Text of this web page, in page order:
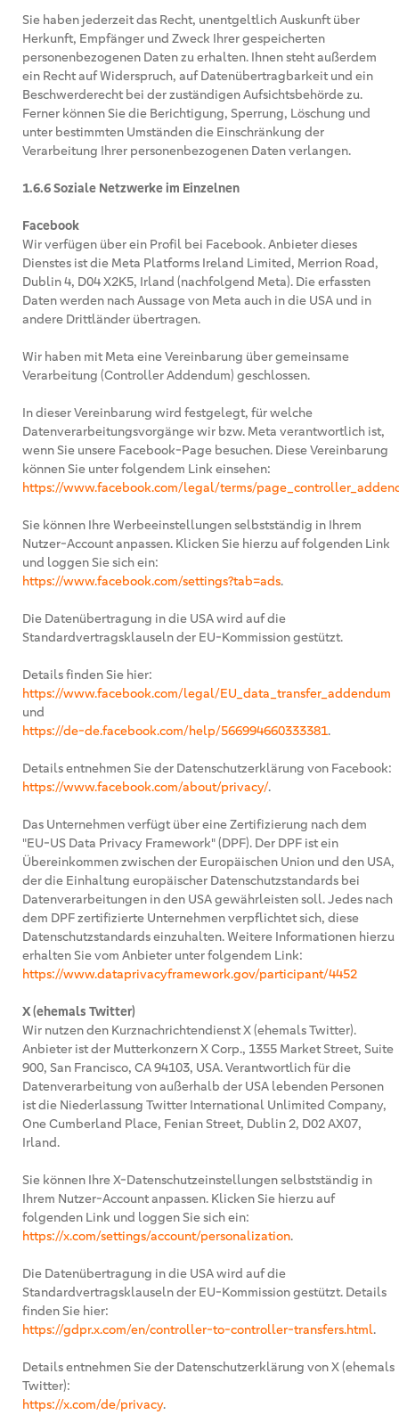
Sie haben jederzeit das Recht, unentgeltlich Auskunft über
Herkunft, Empfänger und Zweck Ihrer gespeicherten
personenbezogenen Daten zu erhalten. Ihnen steht außerdem
ein Recht auf Widerspruch, auf Datenübertragbarkeit und ein
Beschwerderecht bei der zuständigen Aufsichtsbehörde zu.
Ferner können Sie die Berichtigung, Sperrung, Löschung und
unter bestimmten Umständen die Einschränkung der
Verarbeitung Ihrer personenbezogenen Daten verlangen.
1.6.6 Soziale Netzwerke im Einzelnen
Facebook
Wir verfügen über ein Profil bei Facebook. Anbieter dieses
Dienstes ist die Meta Platforms Ireland Limited, Merrion Road,
Dublin 4, D04 X2K5, Irland (nachfolgend Meta). Die erfassten
Daten werden nach Aussage von Meta auch in die USA und in
andere Drittländer übertragen.
Wir haben mit Meta eine Vereinbarung über gemeinsame
Verarbeitung (Controller Addendum) geschlossen.
In dieser Vereinbarung wird festgelegt, für welche
Datenverarbeitungsvorgänge wir bzw. Meta verantwortlich ist,
wenn Sie unsere Facebook-Page besuchen. Diese Vereinbarung
können Sie unter folgendem Link einsehen:
https://www.facebook.com/legal/terms/
Sie können Ihre Werbeeinstellungen selbstständig in Ihrem
Nutzer-Account anpassen. Klicken Sie hierzu auf folgenden Link
und loggen Sie sich ein:
https://www.facebook.com/settings?tab=ads.
Die Datenübertragung in die USA wird auf die
Standardvertragsklauseln der EU-Kommission gestützt.
Details finden Sie hier:
https://www.facebook.com/legal/EU_data_transfer_addendum
und
https://de-de.facebook.com/help/566994660333381.
Details entnehmen Sie der Datenschutzerklärung von Facebook:
https://www.facebook.com/about/privacy/.
Das Unternehmen verfügt über eine Zertifizierung nach dem
"EU-US Data Privacy Framework" (DPF). Der DPF ist ein
Übereinkommen zwischen der Europäischen Union und den USA,
der die Einhaltung europäischer Datenschutzstandards bei
Datenverarbeitungen in den USA gewährleisten soll. Jedes nach
dem DPF zertifizierte Unternehmen verpflichtet sich, diese
Datenschutzstandards einzuhalten. Weitere Informationen hierzu
erhalten Sie vom Anbieter unter folgendem Link:
https://www.dataprivacyframework.gov/participant/4452
X (ehemals Twitter)
Wir nutzen den Kurznachrichtendienst X (ehemals Twitter).
Anbieter ist der Mutterkonzern X Corp., 1355 Market Street, Suite
900, San Francisco, CA 94103, USA. Verantwortlich für die
Datenverarbeitung von außerhalb der USA lebenden Personen
ist die Niederlassung Twitter International Unlimited Company,
One Cumberland Place, Fenian Street, Dublin 2, D02 AX07,
Irland.
Sie können Ihre X-Datenschutzeinstellungen selbstständig in
Ihrem Nutzer-Account anpassen. Klicken Sie hierzu auf
folgenden Link und loggen Sie sich ein:
https://x.com/settings/account/personalization.
Die Datenübertragung in die USA wird auf die
Standardvertragsklauseln der EU-Kommission gestützt. Details
finden Sie hier:
https://gdpr.x.com/en/controller-to-controller-transfers.html.
Details entnehmen Sie der Datenschutzerklärung von X (ehemals
Twitter):
https://x.com/de/privacy.